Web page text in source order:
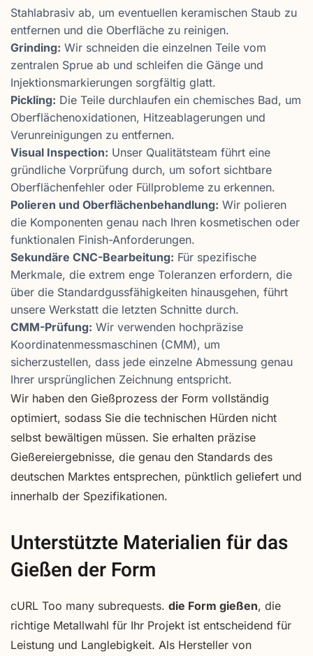
Stahlabrasiv ab, um eventuellen keramischen Staub zu
entfernen und die Oberfläche zu reinigen.
Grinding: Wir schneiden die einzelnen Teile vom
zentralen Sprue ab und schleifen die Gänge und
Injektionsmarkierungen sorgfältig glatt.
Pickling: Die Teile durchlaufen ein chemisches Bad, um
Oberflächenoxidationen, Hitzeablagerungen und
Verunreinigungen zu entfernen.
Visual Inspection: Unser Qualitätsteam führt eine
gründliche Vorprüfung durch, um sofort sichtbare
Oberflächenfehler oder Füllprobleme zu erkennen.
Polieren und Oberflächenbehandlung: Wir polieren
die Komponenten genau nach Ihren kosmetischen oder
funktionalen Finish-Anforderungen.
Sekundäre CNC-Bearbeitung: Für spezifische
Merkmale, die extrem enge Toleranzen erfordern, die
über die Standardgussfähigkeiten hinausgehen, führt
unsere Werkstatt die letzten Schnitte durch.
CMM-Prüfung: Wir verwenden hochpräzise
Koordinatenmessmaschinen (CMM), um
sicherzustellen, dass jede einzelne Abmessung genau
Ihrer ursprünglichen Zeichnung entspricht.
Wir haben den Gießprozess der Form vollständig
optimiert, sodass Sie die technischen Hürden nicht
selbst bewältigen müssen. Sie erhalten präzise
Gießereiergebnisse, die genau den Standards des
deutschen Marktes entsprechen, pünktlich geliefert und
innerhalb der Spezifikationen.
Unterstützte Materialien für das
Gießen der Form
cURL Too many subrequests. die Form gießen, die
richtige Metallwahl für Ihr Projekt ist entscheidend für
Leistung und Langlebigkeit. Als Hersteller von